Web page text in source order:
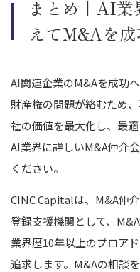
まとめ｜AI業
えてM&Aを
AI関連企業のM&Aを成功
財産権の問題が絡むため
社の価値を最大化し、最
AI業界に詳しいM&A仲介
ください。
CINC Capitalは、M&A仲
登録支援機関として、
業界歴10年以上のプロア
追求します。M&Aの相談